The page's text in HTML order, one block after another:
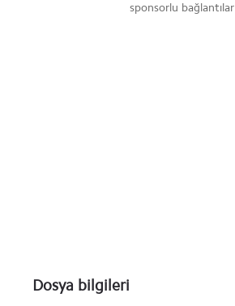
sponsorlu bağlantılar
Dosya bilgileri